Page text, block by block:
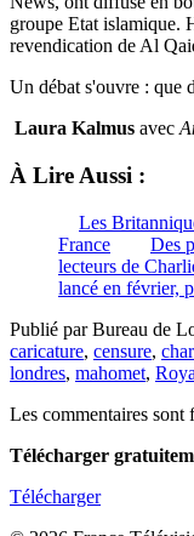
groupe Etat islamique.
revendication de Al
Un débat s'ouvre : que
Laura Kalmus avec
À Lire Aussi :
Les
France
Des
lecteurs de
lancé en février,
Publié par Bureau de
caricature, censure,
londres, mahomet,
Les commentaires sont
Télécharger
Télécharger